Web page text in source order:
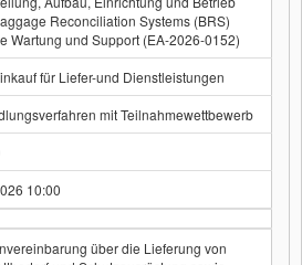
Reconciliation Systems (BRS)
Wartung und Support (EA-2026-0152)
für Liefer-und Dienstleistungen
mit Teilnahmewettbewerb
10:00
über die Lieferung von